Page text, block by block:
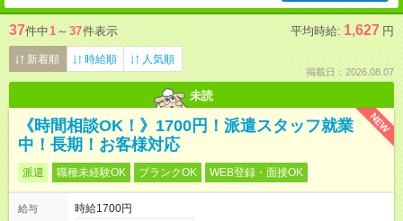
37件中1 ～ 37件表示 平均時給: 1,627 円
新着順 時給順 人気順
掲載日：2026.08.07
未読
NEW
《時間相談OK！》1700円！派遣スタッフ就業
中！長期！お客様対応
派遣 職種未経験OK ブランクOK WEB登録・面接OK
給与
時給1700円